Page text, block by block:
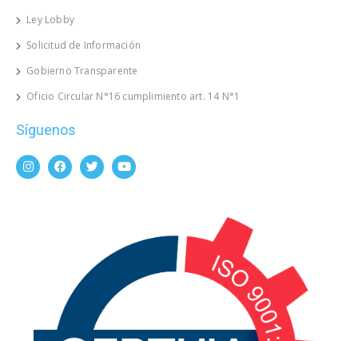
Ley Lobby
Solicitud de Información
Gobierno Transparente
Oficio Circular N°16 cumplimiento art. 14 N°1
Síguenos